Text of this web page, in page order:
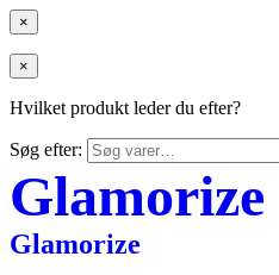
×
×
Hvilket produkt leder du efter?
Søg efter:
Glamorize
Glamorize